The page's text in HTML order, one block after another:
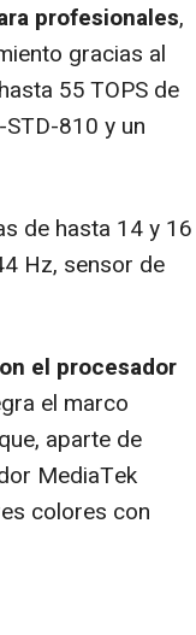
profesionales,
gracias al
55 TOPS de
810 y un
de hasta 14 y 16
Hz, sensor de
el procesador
el marco
aparte de
MediaTek
colores con